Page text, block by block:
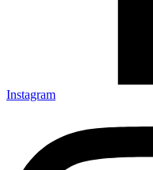
Instagram